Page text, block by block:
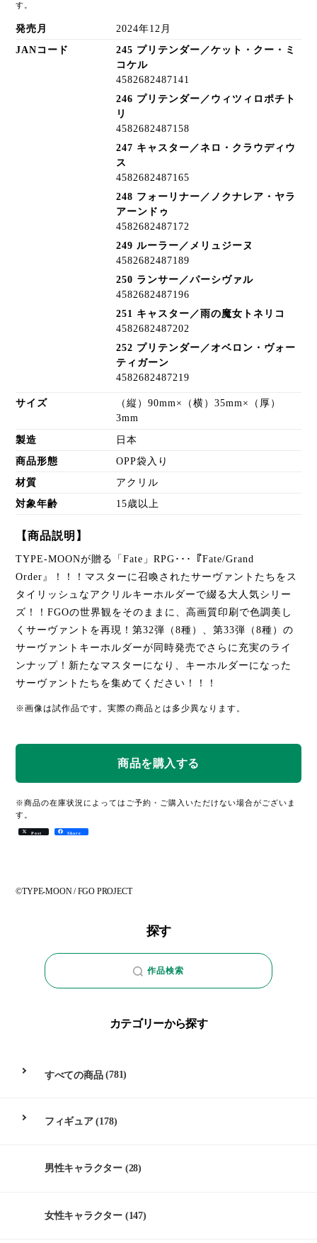
す。
発売月 2024年12月
JANコード
245 プリテンダー／ケット・クー・ミ
コケル
4582682487141
246 プリテンダー／ウィツィロポチト
リ
4582682487158
247 キャスター／ネロ・クラウディウ
ス
4582682487165
248 フォーリナー／ノクナレア・ヤラ
アーンドゥ
4582682487172
249 ルーラー／メリュジーヌ
4582682487189
250 ランサー／パーシヴァル
4582682487196
251 キャスター／雨の魔女トネリコ
4582682487202
252 プリテンダー／オベロン・ヴォー
ティガーン
4582682487219
サイズ
（縦）90mm×（横）35mm×（厚）
3mm
製造 日本
商品形態 OPP袋入り
材質 アクリル
対象年齢 15歳以上
【商品説明】
TYPE-MOONが贈る「Fate」RPG･･･『Fate/Grand
Order』！！！マスターに召喚されたサーヴァントたちをス
タイリッシュなアクリルキーホルダーで綴る大人気シリー
ズ！！FGOの世界観をそのままに、高画質印刷で色調美し
くサーヴァントを再現！第32弾（8種）、第33弾（8種）の
サーヴァントキーホルダーが同時発売でさらに充実のライ
ンナップ！新たなマスターになり、キーホルダーになった
サーヴァントたちを集めてください！！！
※画像は試作品です。実際の商品とは多少異なります。
※商品の在庫状況によってはご予約・ご購入いただけない場合がございま
す。
Post Share
©TYPE-MOON / FGO PROJECT
探す
作品検索
カテゴリーから探す
すべての商品(781)
フィギュア(178)
男性キャラクター (28)
女性キャラクター (147)